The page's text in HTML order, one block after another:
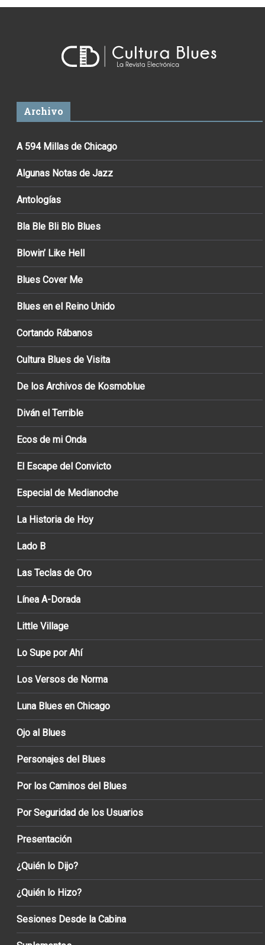
Archivo
A 594 Millas de Chicago
Algunas Notas de Jazz
Antologías
Bla Ble Bli Blo Blues
Blowin’ Like Hell
Blues Cover Me
Blues en el Reino Unido
Cortando Rábanos
Cultura Blues de Visita
De los Archivos de Kosmoblue
Diván el Terrible
Ecos de mi Onda
El Escape del Convicto
Especial de Medianoche
La Historia de Hoy
Lado B
Las Teclas de Oro
Línea A-Dorada
Little Village
Lo Supe por Ahí
Los Versos de Norma
Luna Blues en Chicago
Ojo al Blues
Personajes del Blues
Por los Caminos del Blues
Por Seguridad de los Usuarios
Presentación
¿Quién lo Dijo?
¿Quién lo Hizo?
Sesiones Desde la Cabina